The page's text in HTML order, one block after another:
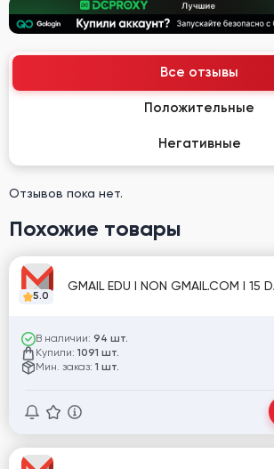
Все отзывы
Положительные
Негативные
Отзывов пока нет.
Похожие товары
5.0
GMAIL EDU I NON GMAIL.COM I 15
В наличии: 94 шт.
Купили: 1091 шт.
Мин. заказ: 1 шт.